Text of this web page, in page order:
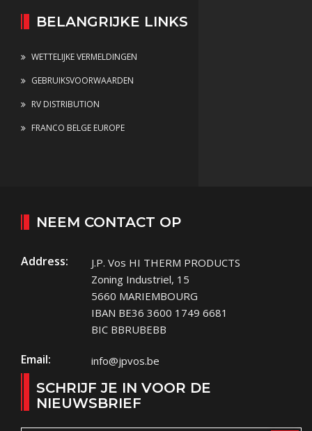
BELANGRIJKE LINKS
WETTELIJKE VERMELDINGEN
GEBRUIKSVOORWAARDEN
RV DISTRIBUTION
FRANCO BELGE EUROPE
NEEM CONTACT OP
Address:
J.P. Vos HI THERM PRODUCTS
Zoning Industriel, 15
5660 MARIEMBOURG
IBAN BE36 3600 1749 6681
BIC BBRUBEBB
Email: info@jpvos.be
SCHRIJF JE IN VOOR DE
NIEUWSBRIEF